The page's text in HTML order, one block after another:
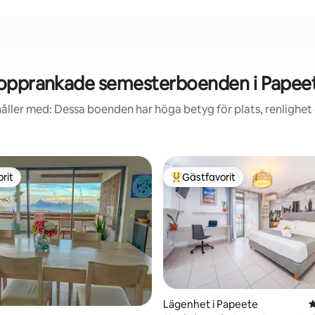
semesterboenden i
med: Dessa boenden har höga betyg för plats, renlighet
betyg, 284 omdömen
Populär gästfavorit
Gästfavorit
Lägenhet i Papeete